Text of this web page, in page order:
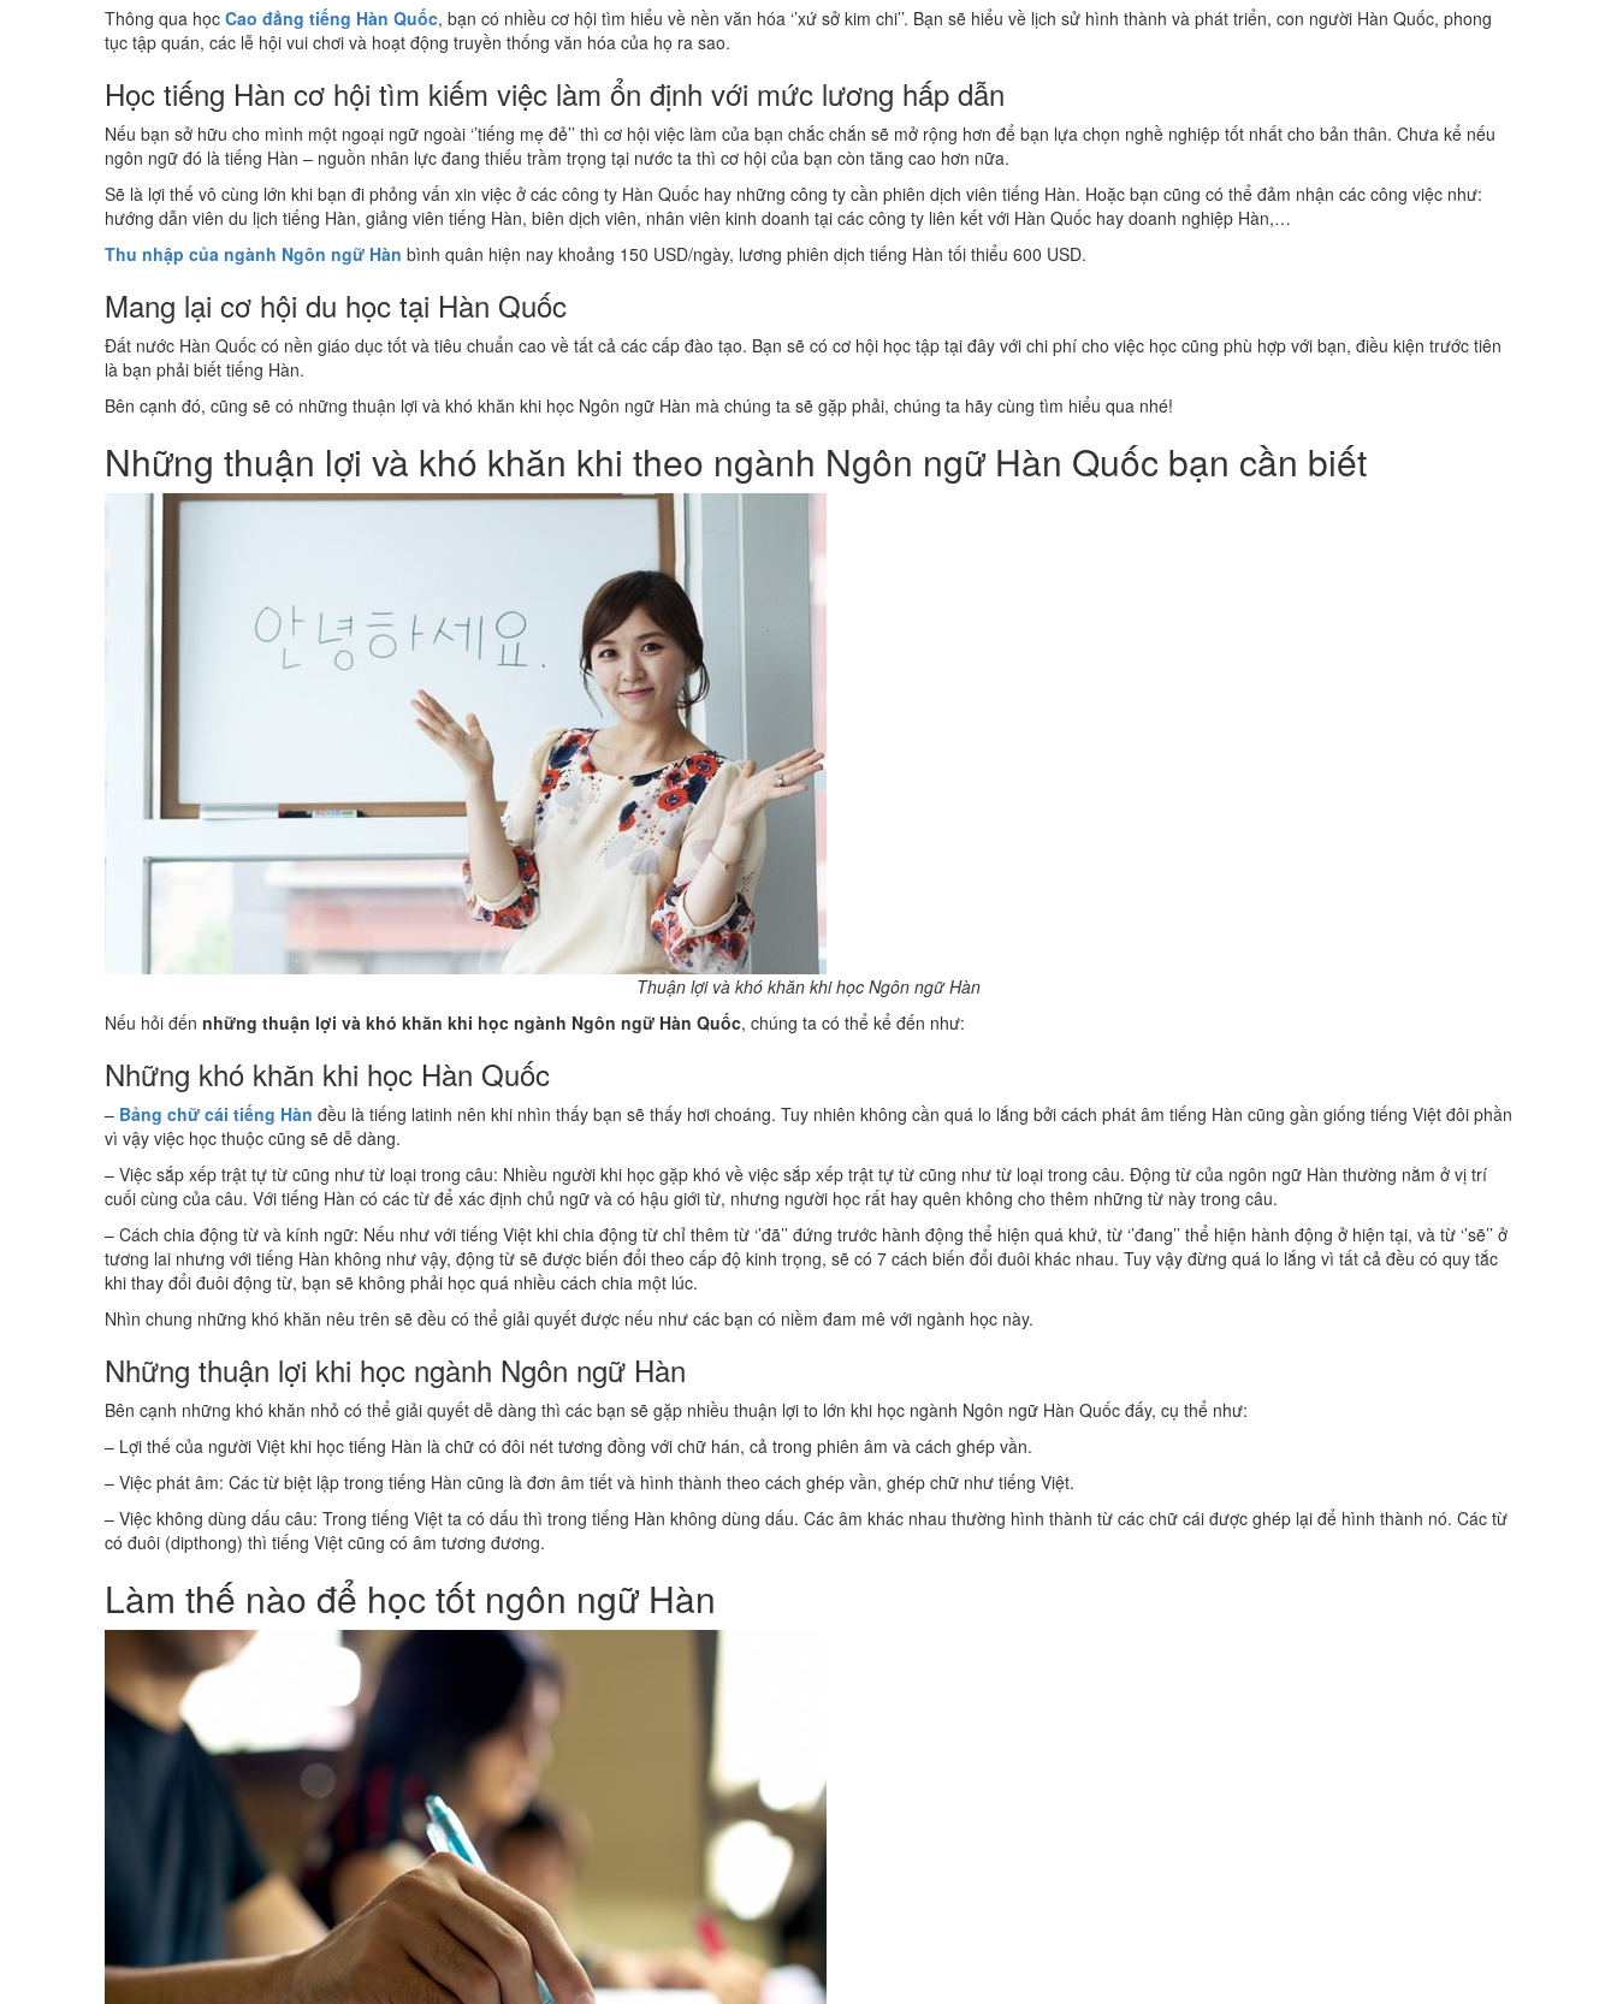
Thông qua học Cao đẳng tiếng Hàn Quốc, bạn có nhiều cơ hội tìm hiểu về nền văn hóa ‘’xứ sở kim chi’’. Bạn sẽ hiểu về lịch sử hình thành và phát triển, con người Hàn Quốc, phong
tục tập quán, các lễ hội vui chơi và hoạt động truyền thống văn hóa của họ ra sao.
Học tiếng Hàn cơ hội tìm kiếm việc làm ổn định với mức lương hấp dẫn
Nếu bạn sở hữu cho mình một ngoại ngữ ngoài ‘’tiếng mẹ đẻ’’ thì cơ hội việc làm của bạn chắc chắn sẽ mở rộng hơn để bạn lựa chọn nghề nghiệp tốt nhất cho bản thân. Chưa kể nếu
ngôn ngữ đó là tiếng Hàn – nguồn nhân lực đang thiếu trầm trọng tại nước ta thì cơ hội của bạn còn tăng cao hơn nữa.
Sẽ là lợi thế vô cùng lớn khi bạn đi phỏng vấn xin việc ở các công ty Hàn Quốc hay những công ty cần phiên dịch viên tiếng Hàn. Hoặc bạn cũng có thể đảm nhận các công việc như:
hướng dẫn viên du lịch tiếng Hàn, giảng viên tiếng Hàn, biên dịch viên, nhân viên kinh doanh tại các công ty liên kết với Hàn Quốc hay doanh nghiệp Hàn,…
Thu nhập của ngành Ngôn ngữ Hàn bình quân hiện nay khoảng 150 USD/ngày, lương phiên dịch tiếng Hàn tối thiểu 600 USD.
Mang lại cơ hội du học tại Hàn Quốc
Đất nước Hàn Quốc có nền giáo dục tốt và tiêu chuẩn cao về tất cả các cấp đào tạo. Bạn sẽ có cơ hội học tập tại đây với chi phí cho việc học cũng phù hợp với bạn, điều kiện trước tiên
là bạn phải biết tiếng Hàn.
Bên cạnh đó, cũng sẽ có những thuận lợi và khó khăn khi học Ngôn ngữ Hàn mà chúng ta sẽ gặp phải, chúng ta hãy cùng tìm hiểu qua nhé!
Những thuận lợi và khó khăn khi theo ngành Ngôn ngữ Hàn Quốc bạn cần biết
Thuận lợi và khó khăn khi học Ngôn ngữ Hàn
Nếu hỏi đến những thuận lợi và khó khăn khi học ngành Ngôn ngữ Hàn Quốc, chúng ta có thể kể đến như:
Những khó khăn khi học Hàn Quốc
– Bảng chữ cái tiếng Hàn đều là tiếng latinh nên khi nhìn thấy bạn sẽ thấy hơi choáng. Tuy nhiên không cần quá lo lắng bởi cách phát âm tiếng Hàn cũng gần giống tiếng Việt đôi phần
vì vậy việc học thuộc cũng sẽ dễ dàng.
– Việc sắp xếp trật tự từ cũng như từ loại trong câu: Nhiều người khi học gặp khó về việc sắp xếp trật tự từ cũng như từ loại trong câu. Động từ của ngôn ngữ Hàn thường nằm ở vị trí
cuối cùng của câu. Với tiếng Hàn có các từ để xác định chủ ngữ và có hậu giới từ, nhưng người học rất hay quên không cho thêm những từ này trong câu.
– Cách chia động từ và kính ngữ: Nếu như với tiếng Việt khi chia động từ chỉ thêm từ ‘’đã’’ đứng trước hành động thể hiện quá khứ, từ ‘’đang’’ thể hiện hành động ở hiện tại, và từ ‘’sẽ’’ ở
tương lai nhưng với tiếng Hàn không như vậy, động từ sẽ được biến đổi theo cấp độ kinh trọng, sẽ có 7 cách biến đổi đuôi khác nhau. Tuy vậy đừng quá lo lắng vì tất cả đều có quy tắc
khi thay đổi đuôi động từ, bạn sẽ không phải học quá nhiều cách chia một lúc.
Nhìn chung những khó khăn nêu trên sẽ đều có thể giải quyết được nếu như các bạn có niềm đam mê với ngành học này.
Những thuận lợi khi học ngành Ngôn ngữ Hàn
Bên cạnh những khó khăn nhỏ có thể giải quyết dễ dàng thì các bạn sẽ gặp nhiều thuận lợi to lớn khi học ngành Ngôn ngữ Hàn Quốc đấy, cụ thể như:
– Lợi thế của người Việt khi học tiếng Hàn là chữ có đôi nét tương đồng với chữ hán, cả trong phiên âm và cách ghép vần.
– Việc phát âm: Các từ biệt lập trong tiếng Hàn cũng là đơn âm tiết và hình thành theo cách ghép vần, ghép chữ như tiếng Việt.
– Việc không dùng dấu câu: Trong tiếng Việt ta có dấu thì trong tiếng Hàn không dùng dấu. Các âm khác nhau thường hình thành từ các chữ cái được ghép lại để hình thành nó. Các từ
có đuôi (dipthong) thì tiếng Việt cũng có âm tương đương.
Làm thế nào để học tốt ngôn ngữ Hàn